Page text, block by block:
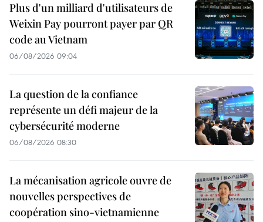
Plus d'un milliard d'utilisateurs de
Weixin Pay pourront payer par QR
code au Vietnam
06/08/2026 09:04
La question de la confiance
représente un défi majeur de la
cybersécurité moderne
06/08/2026 08:30
La mécanisation agricole ouvre de
nouvelles perspectives de
coopération sino-vietnamienne